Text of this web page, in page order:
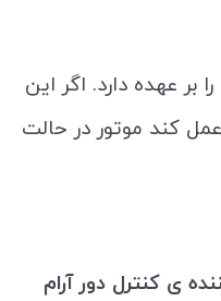
عهده دارد. اگر این
کند موتور در حالت
ی کنترل دور آرام